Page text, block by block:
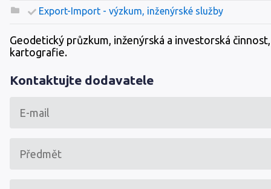
Export-Import - výzkum, inženýrské služby
Geodetický průzkum, inženýrská a investorská činnost,
kartografie.
Kontaktujte dodavatele